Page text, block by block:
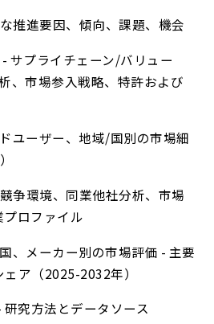
推進要因、傾向、課題、機会
サプライチェーン/バリュー
、市場参入戦略、特許および
ユーザー、地域/国別の市場細
争環境、同業他社分析、市場
ロファイル
、メーカー別の市場評価 - 主要
ア（2025-2032年）
究方法とデータソース